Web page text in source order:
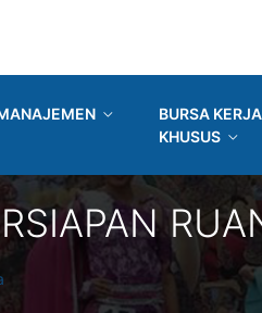
BURSA KERJA
KHUSUS